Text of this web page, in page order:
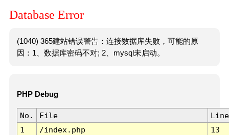
Database Error
(1040) 365建站错误警告：连接数据库失败，可能的原
因：1、数据库密码不对; 2、mysql未启动。
PHP Debug
No. File
Line
1
/index.php 13